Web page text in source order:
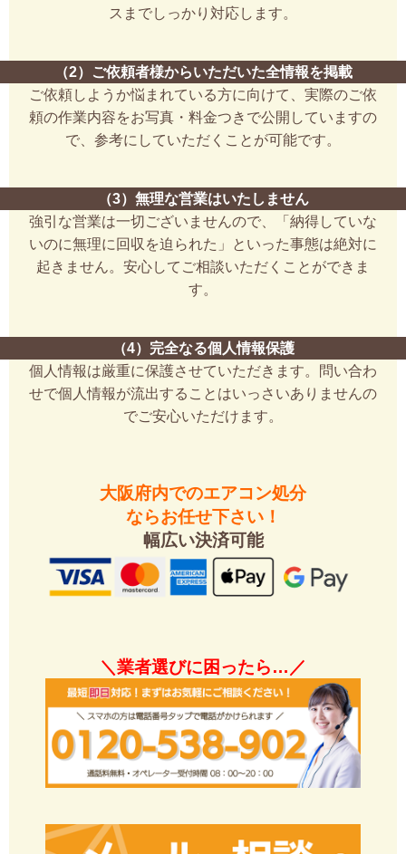
スまでしっかり対応します。
（2）ご依頼者様からいただいた全情報を掲載
ご依頼しようか悩まれている方に向けて、実際のご依
頼の作業内容をお写真・料金つきで公開していますの
で、参考にしていただくことが可能です。
（3）無理な営業はいたしません
強引な営業は一切ございませんので、「納得していな
いのに無理に回収を迫られた」といった事態は絶対に
起きません。安心してご相談いただくことができま
す。
（4）完全なる個人情報保護
個人情報は厳重に保護させていただきます。問い合わ
せで個人情報が流出することはいっさいありませんの
でご安心いただけます。
大阪府内でのエアコン処分
ならお任せ下さい！
幅広い決済可能
＼業者選びに困ったら…／